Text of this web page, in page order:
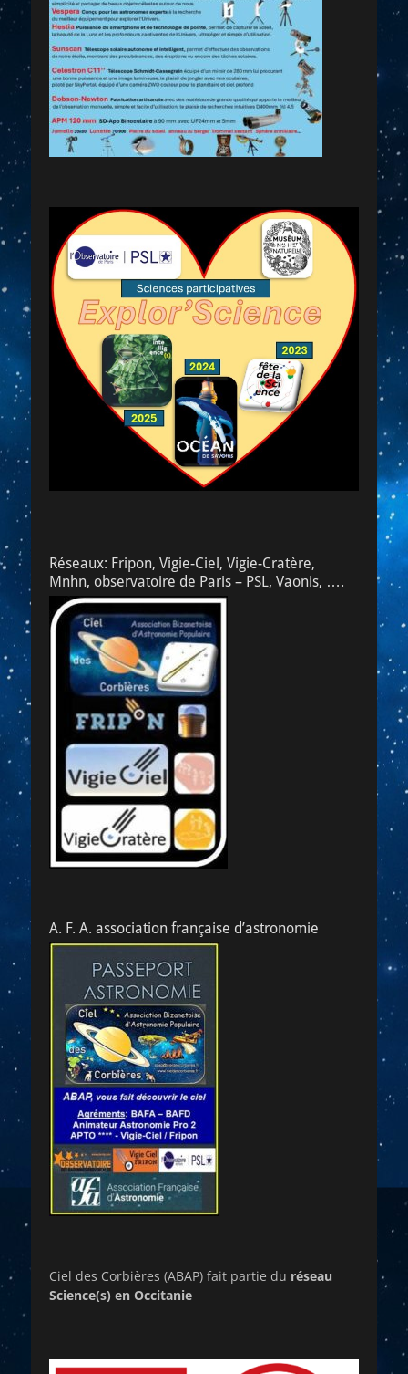
Réseaux: Fripon, Vigie-Ciel, Vigie-Cratère,
Mnhn, observatoire de Paris – PSL, Vaonis, ….
A. F. A. association française d’astronomie
Ciel des Corbières (ABAP) fait partie du réseau
Science(s) en Occitanie